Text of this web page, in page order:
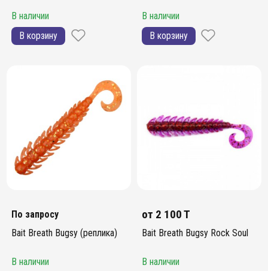
В наличии
В корзину
В наличии
В корзину
По запросу
Bait Breath Bugsy (реплика)
В наличии
от 2 100 T
Bait Breath Bugsy Rock Soul
В наличии